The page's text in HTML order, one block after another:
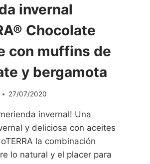
invernal
Chocolate
con muffins de
y bergamota
27/07/2020
invernal! Una
y deliciosa con aceites
la combinación
lo natural y el placer para